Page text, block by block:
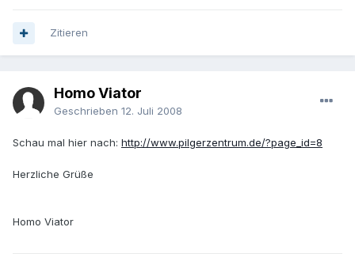
Zitieren
Homo Viator
Geschrieben 12. Juli 2008
Schau mal hier nach: http://www.pilgerzentrum.de/?page_id=8
Herzliche Grüße
Homo Viator